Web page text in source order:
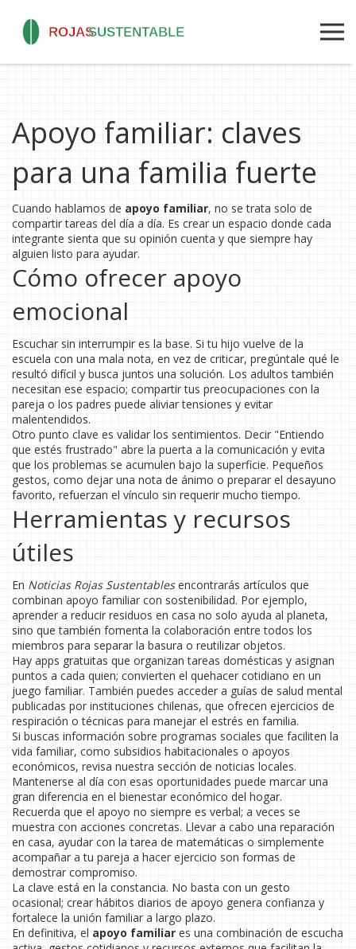
Apoyo familiar: claves
para una familia fuerte
Cuando hablamos de apoyo familiar, no se trata solo de
compartir tareas del día a día. Es crear un espacio donde cada
integrante sienta que su opinión cuenta y que siempre hay
alguien listo para ayudar.
Cómo ofrecer apoyo
emocional
Escuchar sin interrumpir es la base. Si tu hijo vuelve de la
escuela con una mala nota, en vez de criticar, pregúntale qué le
resultó difícil y busca juntos una solución. Los adultos también
necesitan ese espacio; compartir tus preocupaciones con la
pareja o los padres puede aliviar tensiones y evitar
malentendidos.
Otro punto clave es validar los sentimientos. Decir "Entiendo
que estés frustrado" abre la puerta a la comunicación y evita
que los problemas se acumulen bajo la superficie. Pequeños
gestos, como dejar una nota de ánimo o preparar el desayuno
favorito, refuerzan el vínculo sin requerir mucho tiempo.
Herramientas y recursos
útiles
En Noticias Rojas Sustentablesencontrarás artículos que
combinan apoyo familiar con sostenibilidad. Por ejemplo,
aprender a reducir residuos en casa no solo ayuda al planeta,
sino que también fomenta la colaboración entre todos los
miembros para separar la basura o reutilizar objetos.
Hay apps gratuitas que organizan tareas domésticas y asignan
puntos a cada quien; convierten el quehacer cotidiano en un
juego familiar. También puedes acceder a guías de salud mental
publicadas por instituciones chilenas, que ofrecen ejercicios de
respiración o técnicas para manejar el estrés en familia.
Si buscas información sobre programas sociales que faciliten la
vida familiar, como subsidios habitacionales o apoyos
económicos, revisa nuestra sección de noticias locales.
Mantenerse al día con esas oportunidades puede marcar una
gran diferencia en el bienestar económico del hogar.
Recuerda que el apoyo no siempre es verbal; a veces se
muestra con acciones concretas. Llevar a cabo una reparación
en casa, ayudar con la tarea de matemáticas o simplemente
acompañar a tu pareja a hacer ejercicio son formas de
demostrar compromiso.
La clave está en la constancia. No basta con un gesto
ocasional; crear hábitos diarios de apoyo genera confianza y
fortalece la unión familiar a largo plazo.
En definitiva, el apoyo familiar es una combinación de escucha